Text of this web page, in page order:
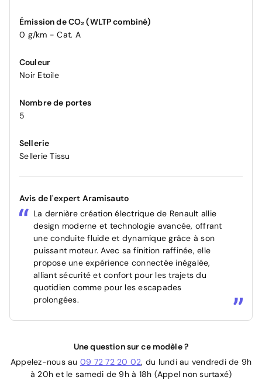
Émission de CO₂ (WLTP combiné)
0 g/km - Cat. A
Couleur
Noir Etoile
Nombre de portes
5
Sellerie
Sellerie Tissu
Avis de l'expert Aramisauto
La dernière création électrique de Renault allie
design moderne et technologie avancée, offrant
une conduite fluide et dynamique grâce à son
puissant moteur. Avec sa finition raffinée, elle
propose une expérience connectée inégalée,
alliant sécurité et confort pour les trajets du
quotidien comme pour les escapades
prolongées.
Une question sur ce modèle ?
Appelez-nous au 09 72 72 20 02, du lundi au vendredi de 9h
à 20h et le samedi de 9h à 18h (Appel non surtaxé)